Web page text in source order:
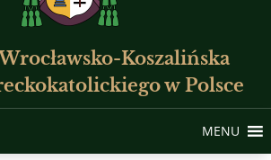
Koszalińska
w Polsce
MENU